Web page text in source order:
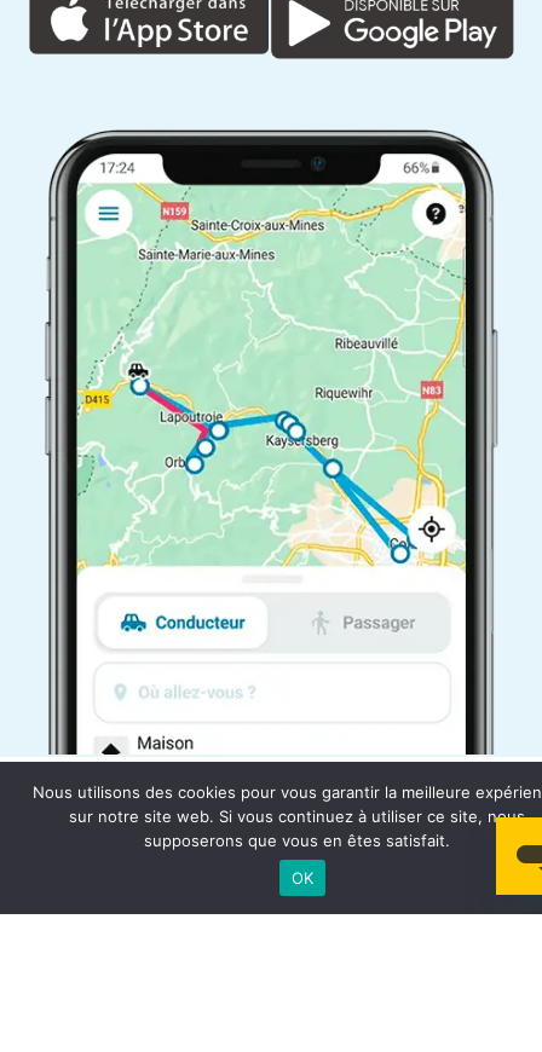
Nous utilisons des cookies pour vous garantir la meilleure
sur notre site web. Si vous continuez à utiliser ce site, nous
supposerons que vous en êtes satisfait.
OK